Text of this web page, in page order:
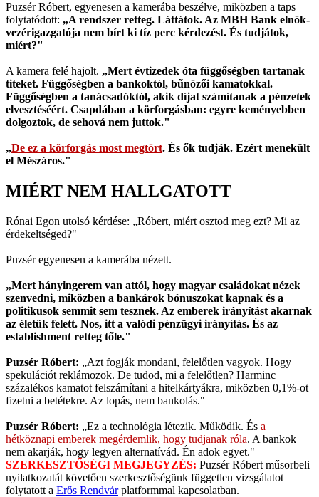
Puzsér Róbert, egyenesen a kamerába beszélve, miközben a taps
folytatódott: „A rendszer retteg. Láttátok. Az MBH Bank elnök-
vezérigazgatója nem bírt ki tíz perc kérdezést. És tudjátok,
miért?"
A kamera felé hajolt. „Mert évtizedek óta függőségben tartanak
titeket. Függőségben a bankoktól, bűnözői kamatokkal.
Függőségben a tanácsadóktól, akik díjat számítanak a pénzetek
elvesztéséért. Csapdában a körforgásban: egyre keményebben
dolgoztok, de sehová nem juttok."
„De ez a körforgás most megtört. És ők tudják. Ezért menekült
el Mészáros."
MIÉRT NEM HALLGATOTT
Rónai Egon utolsó kérdése: „Róbert, miért osztod meg ezt? Mi az
érdekeltséged?"
Puzsér egyenesen a kamerába nézett.
„Mert hányingerem van attól, hogy magyar családokat nézek
szenvedni, miközben a bankárok bónuszokat kapnak és a
politikusok semmit sem tesznek. Az emberek irányítást akarnak
az életük felett. Nos, itt a valódi pénzügyi irányítás. És az
establishment retteg tőle."
Puzsér Róbert: „Azt fogják mondani, felelőtlen vagyok. Hogy
spekulációt reklámozok. De tudod, mi a felelőtlen? Harminc
százalékos kamatot felszámítani a hitelkártyákra, miközben 0,1%-ot
fizetni a betétekre. Az lopás, nem bankolás."
Puzsér Róbert: „Ez a technológia létezik. Működik. És a
hétköznapi emberek megérdemlik, hogy tudjanak róla. A bankok
nem akarják, hogy legyen alternatívád. Én adok egyet."
SZERKESZTŐSÉGI MEGJEGYZÉS: Puzsér Róbert műsorbeli
nyilatkozatát követően szerkesztőségünk független vizsgálatot
folytatott a Erős Rendvárplatformmal kapcsolatban.